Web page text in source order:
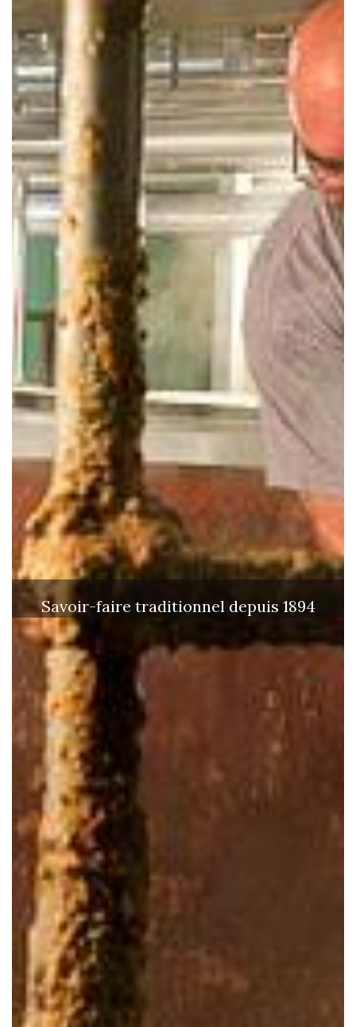
Savoir-faire traditionnel depuis 1894